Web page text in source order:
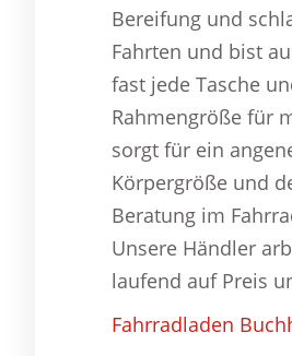
Bereifung und
Fahrten und bist
fast jede Tasche
Rahmengröße für
sorgt für ein
Körpergröße und
Beratung im
Unsere Händler
laufend auf Preis
Fahrradladen